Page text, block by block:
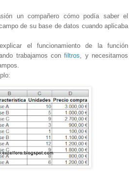
un compañero cómo podía saber el
de su base de datos cuando aplicaba
el funcionamiento de la función
trabajamos confiltros , y necesitamos